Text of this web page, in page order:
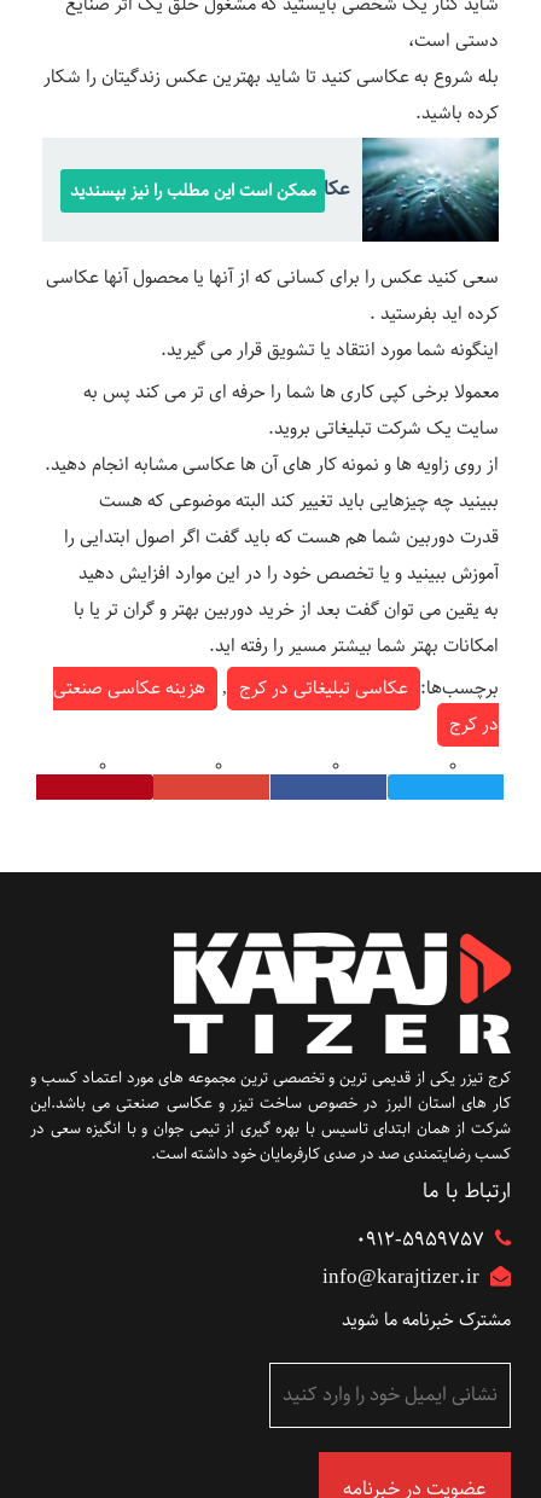
دستی است،
بله شروع به عکاسی کنید تا شاید بهترین عکس زندگیتان را شکار
کرده باشید.
عکاسی انتزاعی
ممکن است این مطلب را نیز بپسندید
سعی کنید عکس را برای کسانی که از آنها یا محصول آنها عکاسی
کرده اید بفرستید .
اینگونه شما مورد انتقاد یا تشویق قرار می گیرید.
معمولا برخی کپی کاری ها شما را حرفه ای تر می کند پس به
سایت یک شرکت تبلیغاتی بروید.
از روی زاویه ها و نمونه کار های آن ها عکاسی مشابه انجام دهید.
ببینید چه چیزهایی باید تغییر کند البته موضوعی که هست
قدرت دوربین شما هم هست که باید گفت اگر اصول ابتدایی را
آموزش ببینید و یا تخصص خود را در این موارد افزایش دهید
به یقین می توان گفت بعد از خرید دوربین بهتر و گران تر یا با
امکانات بهتر شما بیشتر مسیر را رفته اید.
برچسب‌ها: عکاسی تبلیغاتی در کرج , هزینه عکاسی صنعتی
در کرج
کرج تیزر یکی از قدیمی ترین و تخصصی ترین مجموعه های مورد اعتماد کسب و
کار های استان البرز در خصوص ساخت تیزر و عکاسی صنعتی می باشد.این
شرکت از همان ابتدای تاسیس با بهره گیری از تیمی جوان و با انگیزه سعی در
کسب رضایتمندی صد در صدی کارفرمایان خود داشته است.
ارتباط با ما
۰۹۱۲-5959757
info@karajtizer.ir
مشترک خبرنامه ما شوید